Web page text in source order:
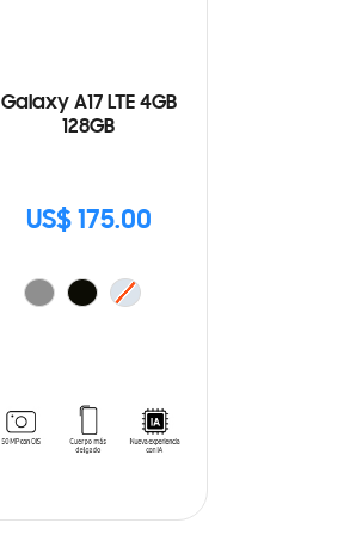
Galaxy A17 LTE 4GB
128GB
US$ 175.00